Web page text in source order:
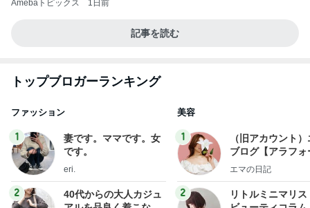
Amebaトピックス 1日前
記事を読む
トップブロガーランキング
ファッション
1
妻です。ママです。女
です。
eri.
2
40代からの大人カジュ
美容
1
（旧アカウント
ブログ【アラフォ
社売却セカンドラ
エマの日記
2
リトルミニマリス